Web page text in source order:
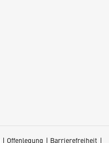
Offenlegung Barrierefreiheit